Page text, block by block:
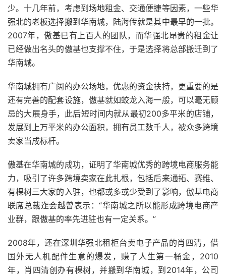
少。十几年前，考虑到场地租金、交通便捷等因素，一些华
强北的老板选择搬到华南城，陆海传就是其中最早的一批。
2007年，傲基已有上百人的团队，而华强北昂贵的租金让
已经做出名头的傲基也支撑不住，于是选择将总部搬迁到了
华南城。
华南城拥有广阔的办公场地，优惠的资金扶持，更重要的是
还有完善的配套设施，傲基就如蛟龙入海一般，可以毫无顾
忌的大展身手，此后短时间内就从最初200多平米的店铺，
发展到上万平米的办公面积，拥有员工数千人，被众多跨境
卖家当成标杆。
傲基在华南城的成功，证明了华南城优秀的跨境电商服务能
力，吸引了许多跨境卖家在此扎根，包括后来通拓、赛维、
有棵树三大家的入驻，也都或多或少受到了影响，傲基电商
联席总裁迮会越曾表示：“华南城之所以能形成跨境电商产
业群，跟傲基的率先进驻也有一定关系。”
2008年，还在深圳华强北租柜台卖电子产品的肖四清，借
国外无人机配件生意的爆发，赚了人生第一桶金，2010
年，肖四清创办有棵树，并搬到华南城，到2014年，公司